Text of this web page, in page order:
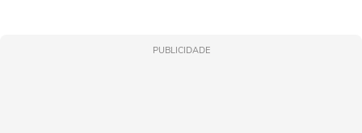
PUBLICIDADE